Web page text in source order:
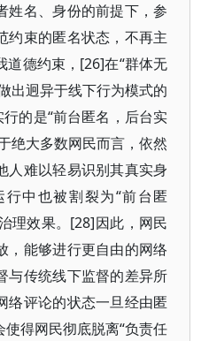
姓名、身份的前提下，参
约束的匿名状态，不再主
道德约束，[26]在“群体无
出迥异于线下行为模式的
的是“前台匿名，后台实
绝大多数网民而言，依然
人难以轻易识别其真实身
中也被割裂为“前台匿
理效果。[28]因此，网民
，能够进行更自由的网络
与传统线下监督的差异所
络评论的状态一旦经由匿
得网民彻底脱离“负责任